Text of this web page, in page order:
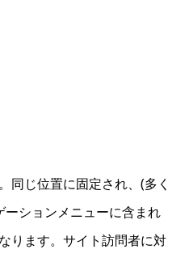
同じ位置に固定され、(多く
ションメニューに含まれ
ります。サイト訪問者に対